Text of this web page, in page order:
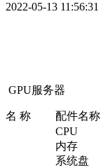
2022-05-13 11:56:31
GPU服务器
名 称 配件名称
CPU
内存
系统盘